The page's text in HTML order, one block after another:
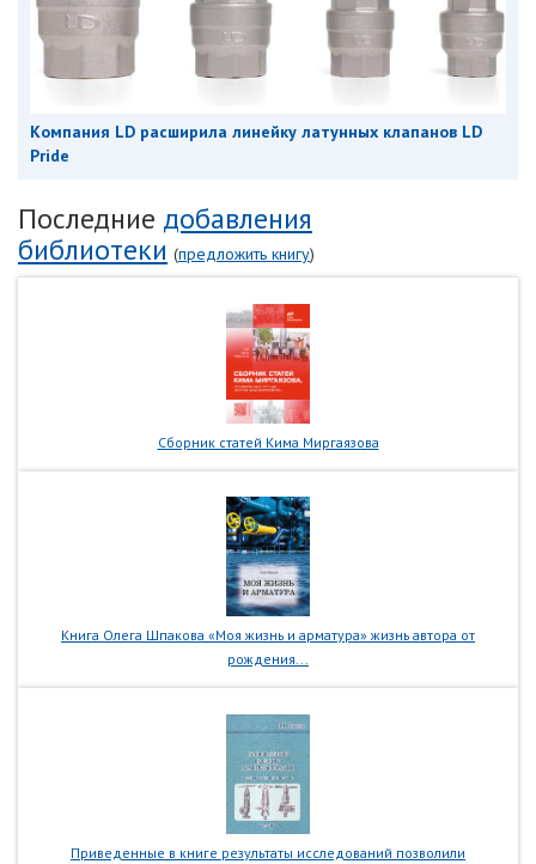
Компания LD расширила линейку латунных клапанов LD
Pride
Последние добавления
библиотеки (предложить книгу)
Сборник статей Кима Миргаязова
Книга Олега Шпакова «Моя жизнь и арматура» жизнь автора от
рождения...
Приведенные в книге результаты исследований позволили